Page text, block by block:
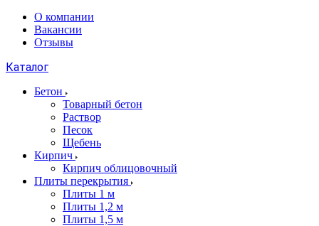
О компании
Вакансии
Отзывы
Каталог
Бетон
Товарный бетон
Раствор
Песок
Щебень
Кирпич
Кирпич облицовочный
Плиты перекрытия
Плиты 1 м
Плиты 1,2 м
Плиты 1,5 м